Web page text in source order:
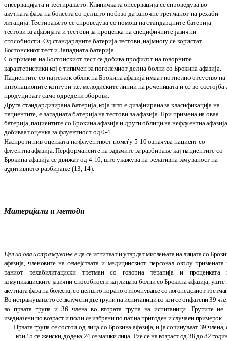
опсервацијата и тестирањето. Клиничката опсервација се спроведува во
акутната фаза на болеста со цел што побрзо да започне третманот на реха­би
литација. Тестирањето се спроведува со помош на стандардните батерија
тестови за афазијата и тестови за проценка на спе­ци­фич­ните јазични
способности. Од стан­дардните батерија тестови,најмногу се користат
Бостонскиот тестиЗападната бате­рија.
Со примена на Бостонскиот тестсе до­бива профилот на говорните
карактеристики кој е типичен за поголемиот дел на болни со Бро­кина афазија.
Пациентите со најтежок облик на Брокина афа­зија имаат потполно отсуство на
инто­национите контури т.е. мелодиските линии на реченицата и се во состојба
про­ду­ци­раат само одредени зборови.
Друга стандардизирана батерија, која што е дизај­нирана за класификација на
пацие­н­тите, е западната батерија на тестови за афазија. При примена на оваа
батерија,пациен­тите со Брокина афазија и други обли­ци на нефлуентна афазија
добиваат оцен­ка за флуентност од 0-4.
Наспроти нив оценката на флуентност по­меѓу 5-10 означува пациент со
флуентна афа­зија. Перформансите на задачите за раз­би­рање кај пациентите со
Брокина афазија се дви­жат од 4-10, што укажува на релативна зачу­­ваност на
аудитивното разбирање (13, 14).
Материјали и методи
Цел на ова истражување еда се испитаат и утврдат мислењата на лицата со
афазија, членовите на семејствата и медицинскиот персонал околу примената
раниот рехабилитациски третман со говорна терапија и проценката
комуникациските јазични способности кај лицата болни со Брокина афазија, уште
акутната фаза на болеста, со цел што порано отпочнување со логопедскиот
Во истражувањето се вклучени две групи на испитаници во кои се опфатени 39
во првата група и 36 члена во втората група на испи­таници. Групите не
изедначени по возраст и пол и се избрани по пат на при­годен и случаен примерок.
·
Првата група се состои од лица со Бро­кина афазија, и ја сочинуваат 39 члена,
кои 15 се женски, додека 24 се машки лица. Тие се на возраст од 38 до 82